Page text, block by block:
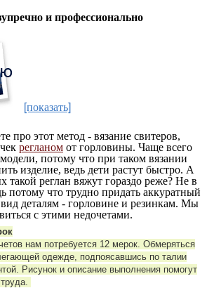
и профессионально
[показать]
про этот метод - вязание свитеров,
регланом от горловины. Чаще всего
потому что при таком вязании
изделие, ведь дети растут быстро. А
такой реглан вяжут гораздо реже? Не в
потому что трудно придать аккуратный
деталям - горловине и резинкам. Мы
с этими недочетами.
нам потребуется 12 мерок. Обмеряться
одежде, подпоясавшись по талии
Рисунок и описание выполнения помогут